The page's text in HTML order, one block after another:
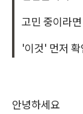
고민 중이라면
'이것' 먼저
안녕하세요